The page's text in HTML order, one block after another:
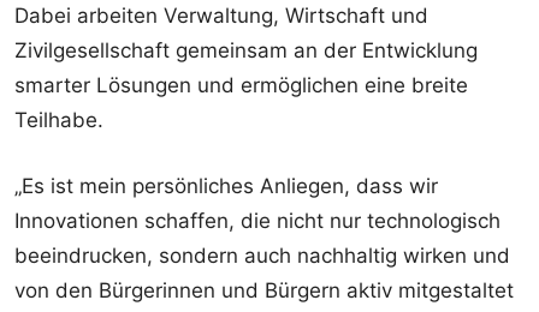
Dabei arbeiten Verwaltung, Wirtschaft und
Zivilgesellschaft gemeinsam an der Entwicklung
smarter Lösungen und ermöglichen eine breite
Teilhabe.
„Es ist mein persönliches Anliegen, dass wir
Innovationen schaffen, die nicht nur technologisch
beeindrucken, sondern auch nachhaltig wirken und
von den Bürgerinnen und Bürgern aktiv mitgestaltet